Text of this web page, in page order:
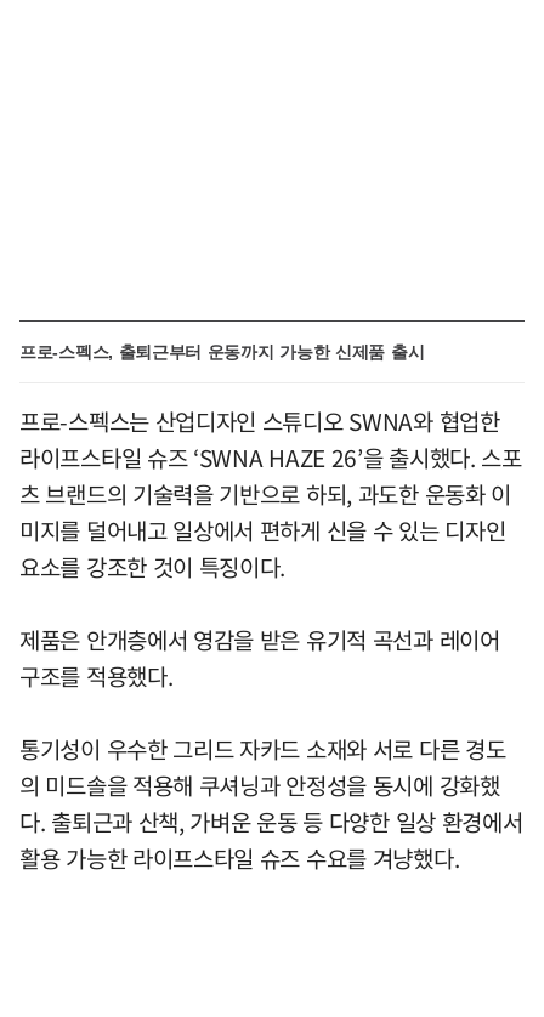
프로-스펙스, 출퇴근부터 운동까지 가능한 신제품 출시
프로-스펙스는 산업디자인 스튜디오 SWNA와 협업한
라이프스타일 슈즈 ‘SWNA HAZE 26’을 출시했다. 스포
츠 브랜드의 기술력을 기반으로 하되, 과도한 운동화 이
미지를 덜어내고 일상에서 편하게 신을 수 있는 디자인
요소를 강조한 것이 특징이다.
제품은 안개층에서 영감을 받은 유기적 곡선과 레이어
구조를 적용했다.
통기성이 우수한 그리드 자카드 소재와 서로 다른 경도
의 미드솔을 적용해 쿠셔닝과 안정성을 동시에 강화했
다. 출퇴근과 산책, 가벼운 운동 등 다양한 일상 환경에서
활용 가능한 라이프스타일 슈즈 수요를 겨냥했다.